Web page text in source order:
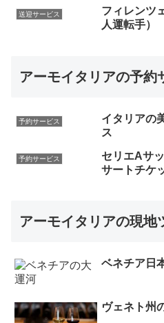
送迎サービス
フィレンツ
人運転手）
アーモイタリアの予約
予約サービス
イタリアの
ス
予約サービス
セリエAサ
サートチケ
アーモイタリアの現地
ベネチア日
ヴェネト州